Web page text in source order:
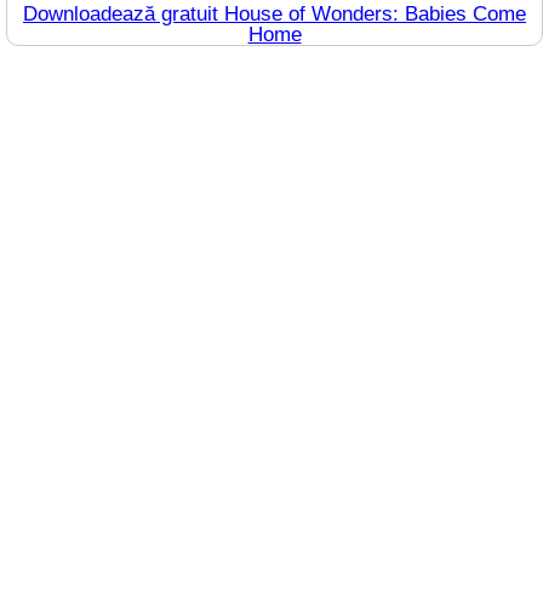
Downloadează gratuit House of Wonders: Babies Come
Home